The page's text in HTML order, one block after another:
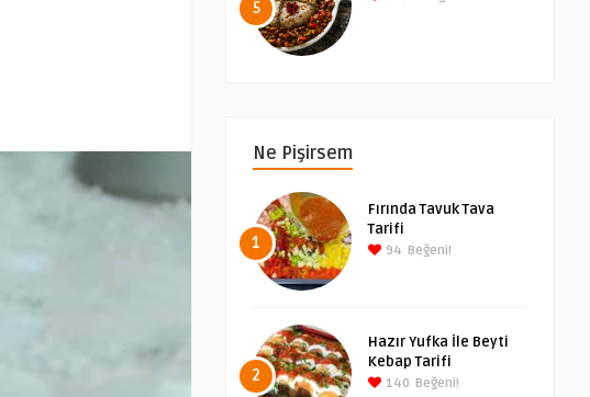
5
Ne Pişirsem
1
Fırında Tavuk Tava
Tarifi
94 Beğeni!
2
Hazır Yufka İle Beyti
Kebap Tarifi
140 Beğeni!